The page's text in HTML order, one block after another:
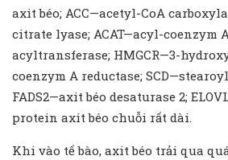
axit béo; ACC—acetyl-CoA
citrate lyase; ACAT—acyl-coenzym
acyltransferase; HMGCR—3-
coenzym A reductase;
FADS2—axit béo desaturase 2;
protein axit béo chuỗi rất dài.
Khi vào tế bào, axit béo trải qua